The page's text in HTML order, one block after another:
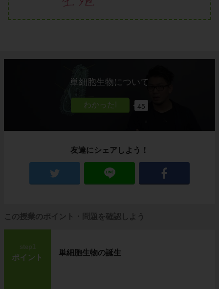
単細胞生物について
45
友達にシェアしよう！
この授業のポイント・問題を確認しよう
step1
ポイント
単細胞生物の誕生